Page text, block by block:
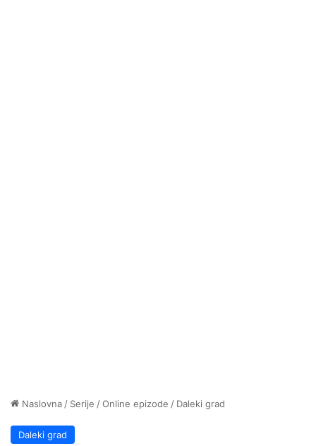
Naslovna / Serije /Online epizode / Daleki grad
Daleki grad